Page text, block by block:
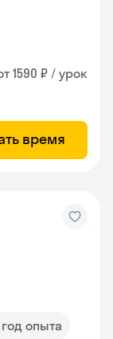
1590 ₽ / урок
время
год опыта